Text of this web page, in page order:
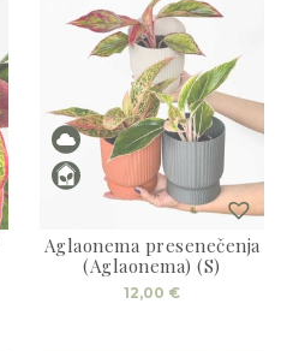
Aglaonema presenečenja
(Aglaonema) (S)
12,00 €